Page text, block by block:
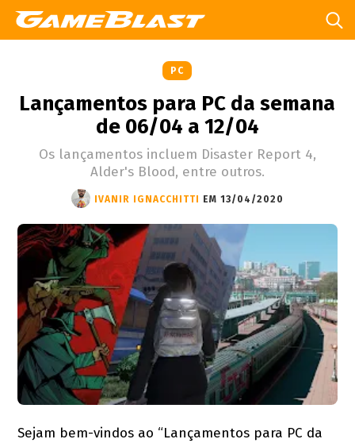
PC
Lançamentos para PC da semana
de 06/04 a 12/04
Os lançamentos incluem Disaster Report 4,
Alder's Blood, entre outros.
IVANIR IGNACCHITTI EM 13/04/2020
Sejam bem-vindos ao “Lançamentos para PC da